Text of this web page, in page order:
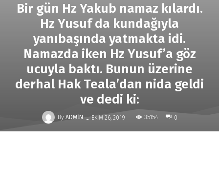
Bir gün Hz Yakub namaz kılardı.
Hz Yusuf da kundağıyla
yanıbaşında yatmakta idi.
Namazda iken Hz Yusuf’a göz
ucuyla baktı. Bunun üzerine
derhal Hak Teala’dan nida geldi
ve dedi ki:
By ADMIN - EKIM 26, 2019 35154 0